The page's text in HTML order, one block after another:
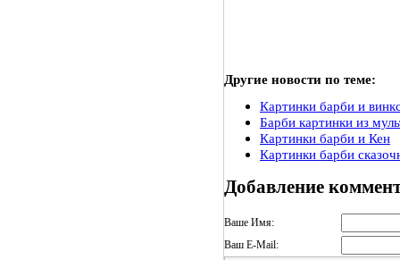
Другие новости по теме:
Картинки барби и
Барби картинки из
Картинки барби и Кен
Картинки барби
Добавление
Ваше Имя:
Ваш E-Mail: